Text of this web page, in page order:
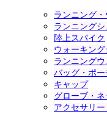
ランニング
ランニング
陸上スパイク
ウォーキン
ランニングウ
バッグ・ポー
キャップ
グローブ・
アクセサリ